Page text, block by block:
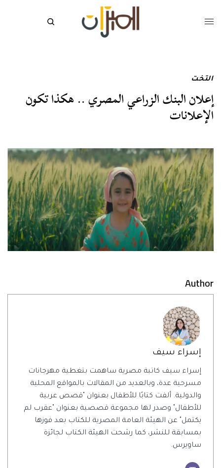
التخت
إعلان البنك الزراعي المصري .. هكذا تكون
الإعلانات
Author
إسراء سيف
إسراء سيف كاتبة مصرية ساهمت بتغطية مهرجانات
مسرحية عدة، وبالعديد من المقالات بالمواقع المحلية
والدولية. ألفت كتابًا للأطفال بعنوان "قصص عربية
للأطفال" وصدر لها مجموعة قصصية بعنوان "عقرب لم
يكتمل" عن الهيئة العامة المصرية للكتاب بعد فوزها
بمسابقة للنشر، كما رشحت الهيئة الكتاب لجائزة
ساويرس.